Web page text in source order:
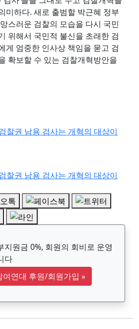
미하다. 새로 출범할 박근혜 정부
스러운 검찰의 모습을 다시 국민
위해서 국민적 불신을 초래한 검
게 엄중한 인사상 책임을 묻고 검
확보할 수 있는 검찰개혁방안을
찰권 남용 검사는 개혁의 대상이
찰권 남용 검사는 개혁의 대상이
지원금 0%, 회원의 회비로 운영
다
여연대 후원/회원가입 »